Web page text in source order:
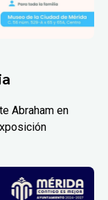
Abraham en